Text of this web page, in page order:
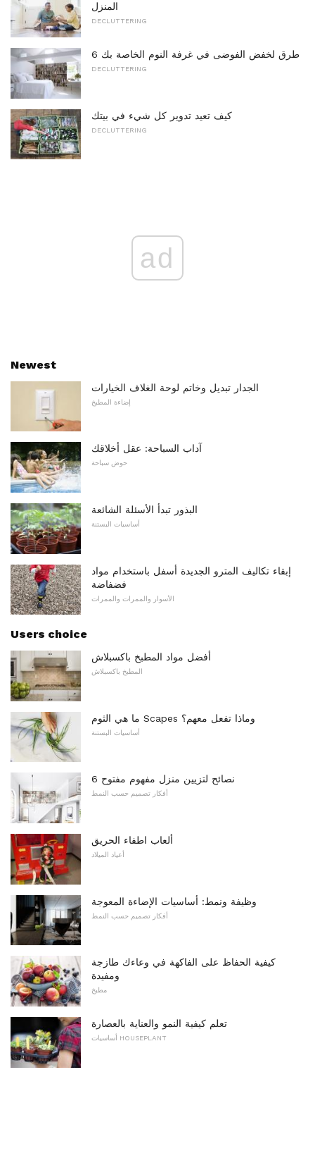
المنزل
DECLUTTERING
6 طرق لخفض الفوضى في غرفة النوم الخاصة بك
DECLUTTERING
كيف تعيد تدوير كل شيء في بيتك
DECLUTTERING
ad
Newest
الجدار تبديل وخاتم لوحة الغلاف الخيارات
إضاءة المطبخ
آداب السباحة: عقل أخلاقك
حوض سباحة
البذور تبدأ الأسئلة الشائعة
أساسيات البستنة
إبقاء تكاليف المترو الجديدة أسفل باستخدام مواد
فضفاضة
الأسوار والممرات والممرات
Users choice
أفضل مواد المطبخ باكسبلاش
المطبخ باكسبلاش
ما هي الثوم Scapes وماذا تفعل معهم؟
أساسيات البستنة
6 نصائح لتزيين منزل مفهوم مفتوح
أفكار تصميم حسب النمط
ألعاب اطفاء الحريق
أعياد الميلاد
وظيفة ونمط: أساسيات الإضاءة المعوجة
أفكار تصميم حسب النمط
كيفية الحفاظ على الفاكهة في وعاءك طازجة
ومفيدة
مطبخ
تعلم كيفية النمو والعناية بالعصارة
أساسيات HOUSEPLANT